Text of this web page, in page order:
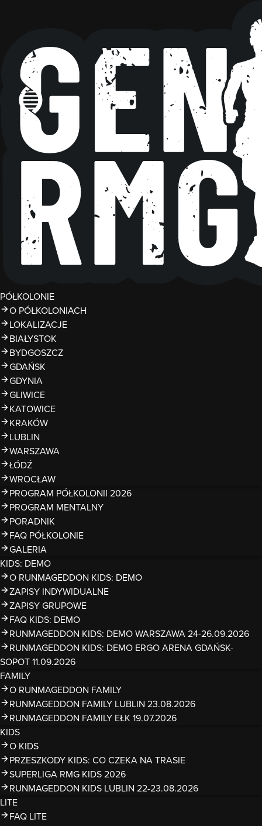
PÓŁKOLONIE
O PÓŁKOLONIACH
LOKALIZACJE
BIAŁYSTOK
BYDGOSZCZ
GDAŃSK
GDYNIA
GLIWICE
KATOWICE
KRAKÓW
LUBLIN
WARSZAWA
ŁÓDŹ
WROCŁAW
PROGRAM PÓŁKOLONII 2026
PROGRAM MENTALNY
PORADNIK
FAQ PÓŁKOLONIE
GALERIA
KIDS: DEMO
O RUNMAGEDDON KIDS: DEMO
ZAPISY INDYWIDUALNE
ZAPISY GRUPOWE
FAQ KIDS: DEMO
RUNMAGEDDON KIDS: DEMO WARSZAWA 24-26.09.2026
RUNMAGEDDON KIDS: DEMO ERGO ARENA GDAŃSK-
SOPOT 11.09.2026
FAMILY
O RUNMAGEDDON FAMILY
RUNMAGEDDON FAMILY LUBLIN 23.08.2026
RUNMAGEDDON FAMILY EŁK 19.07.2026
KIDS
O KIDS
PRZESZKODY KIDS: CO CZEKA NA TRASIE
SUPERLIGA RMG KIDS 2026
RUNMAGEDDON KIDS LUBLIN 22-23.08.2026
LITE
FAQ LITE